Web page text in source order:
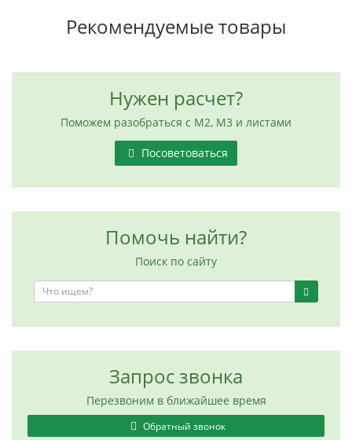
Рекомендуемые товары
Нужен расчет?
Поможем разобраться с М2, М3 и листами
Посоветоваться
Помочь найти?
Поиск по сайту
Запрос звонка
Перезвоним в ближайшее время
Обратный звонок